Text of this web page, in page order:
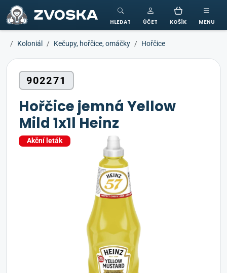
ZVOSKA
HLEDAT ÚČET KOŠÍK MENU
Koloniál Kečupy, hořčice, omáčky Hořčice
902271
Hořčice jemná Yellow
Mild 1x1l Heinz
Akční leták